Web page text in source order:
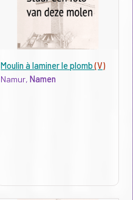
Moulin à laminer le plomb(V)
Namur,Namen